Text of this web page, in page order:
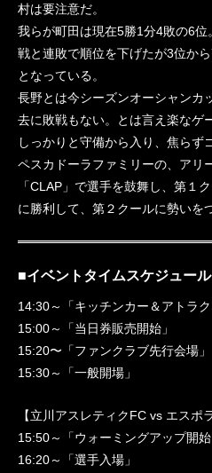
村は要注意だ。
我らが町田は現在5勝1分4敗の6
戦と連敗で順位を下げたが3位か
となっている。
長野とは今シーズンオーシャンカ
去に敗戦もない。とは言え楽なゲ
しっかりと守備から入り、焦らず
ペスカドーラファミリーの、アリ
「CLAP」で選手を鼓舞し、第１
に勝利して、第２クールに勢いを
■イベントタイムスケジュール
14:30～「キッチンカー＆アトラク
15:00～「当日券販売開始」
15:20〜「ファンクラブ先行会場」
15:30～「一般開場」
【立川アスレティクFC vs エスポ
15:50～「ウォーミングアップ開始
16:20～「選手入場」